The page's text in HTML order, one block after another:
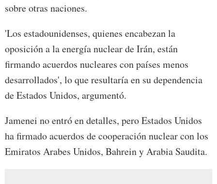
sobre otras naciones.
'Los estadounidenses, quienes encabezan la
oposición a la energía nuclear de Irán, están
firmando acuerdos nucleares con países menos
desarrollados', lo que resultaría en su dependencia
de Estados Unidos, argumentó.
Jamenei no entró en detalles, pero Estados Unidos
ha firmado acuerdos de cooperación nuclear con los
Emiratos Arabes Unidos, Bahrein y Arabia Saudita.